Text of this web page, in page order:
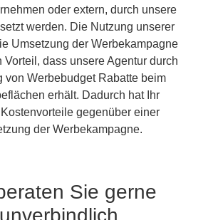
oder extern, durch unsere
werden. Die Nutzung unserer
Umsetzung der Werbekampagne
Vorteil, dass unsere Agentur durch
von Werbebudget Rabatte beim
erhält. Dadurch hat Ihr
gegenüber einer
der Werbekampagne.
Sie gerne
unverbindlich